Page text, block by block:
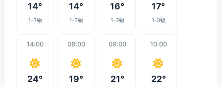
14°
1-3级
14°
1-3级
16°
1-3级
17°
1-3级
14:00
24°
08:00
19°
09:00
21°
10:00
22°